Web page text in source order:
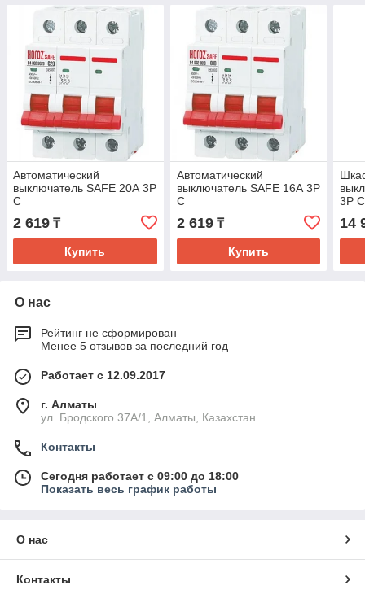
Автоматический
выключатель SAFE 20А 3P
С
2 619 ₸
Купить
Автоматический
выключатель SAFE 16А 3P
С
2 619₸
Купить
3P
14
О нас
Рейтинг не сформирован
Менее 5 отзывов за последний год
Работает с 12.09.2017
г. Алматы
ул. Бродского 37А/1, Алматы, Казахстан
Контакты
Сегодня работает с 09:00 до 18:00
Показать весь график работы
О нас
Контакты